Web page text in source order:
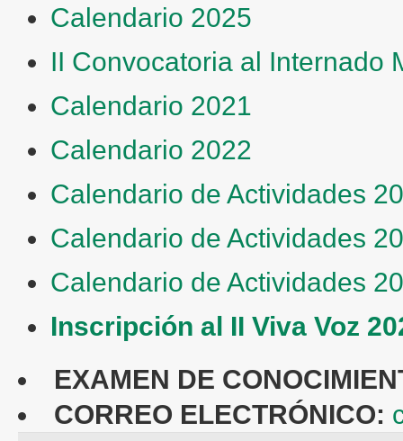
Calendario 2025
II Convocatoria al Internado
Calendario 2021
Calendario 2022
Calendario de Actividades
Calendario de Actividades
Calendario de Actividades
Inscripción al II Viva Voz
EXAMEN DE
CORREO ELECTRÓNICO: